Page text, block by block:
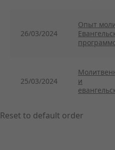
26/03/2024
Опыт
25/03/2024
и
Reset to default order